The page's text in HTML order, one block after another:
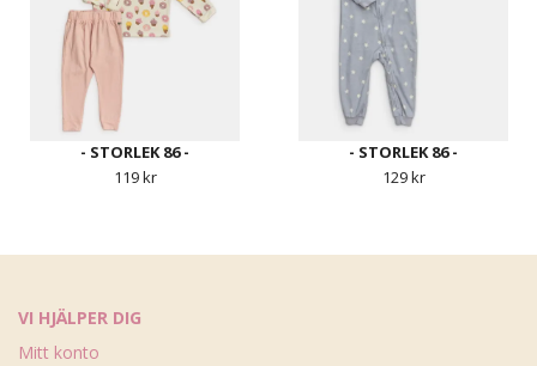
- STORLEK 86 -
119 kr
- STORLEK 86 -
129 kr
VI HJÄLPER DIG
Mitt konto